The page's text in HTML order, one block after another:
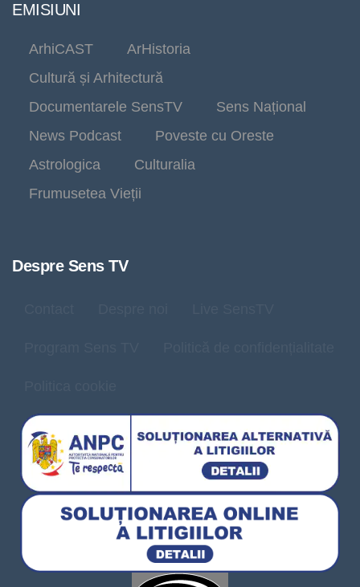
EMISIUNI
ArhiCAST
ArHistoria
Cultură și Arhitectură
Documentarele SensTV
Sens Național
News Podcast
Poveste cu Oreste
Astrologica
Culturalia
Frumusetea Vieții
Despre Sens TV